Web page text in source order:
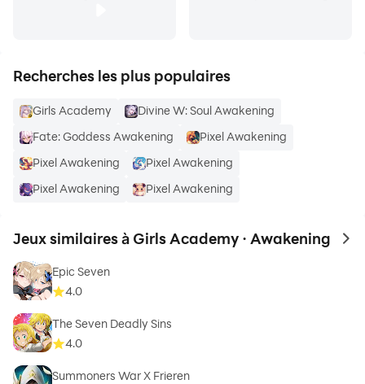
Recherches les plus populaires
Girls Academy
Divine W: Soul Awakening
Fate: Goddess Awakening
Pixel Awakening
Pixel Awakening
Pixel Awakening
Pixel Awakening
Pixel Awakening
Jeux similaires à Girls Academy · Awakening to
Epic Seven
4.0
The Seven Deadly Sins
4.0
Summoners War X Frieren